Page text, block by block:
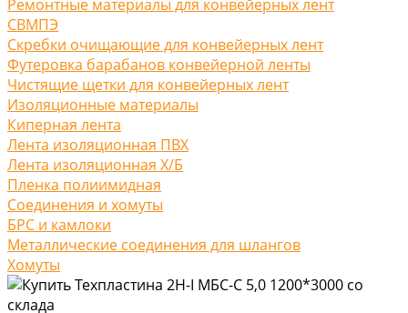
Ремонтные материалы для конвейерных лент
СВМПЭ
Скребки очищающие для конвейерных лент
Футеровка барабанов конвейерной ленты
Чистящие щетки для конвейерных лент
Изоляционные материалы
Киперная лента
Лента изоляционная ПВХ
Лента изоляционная Х/Б
Пленка полиимидная
Соединения и хомуты
БРС и камлоки
Металлические соединения для шлангов
Хомуты